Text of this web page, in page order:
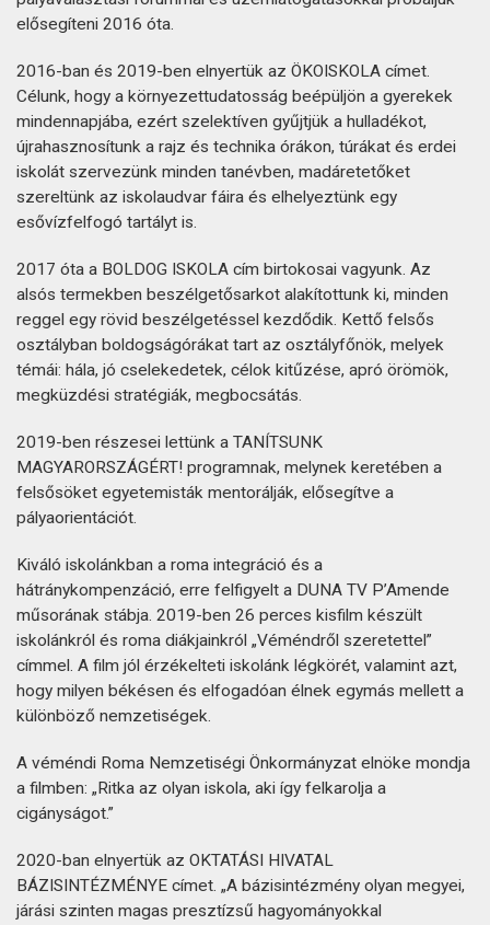
elősegíteni 2016 óta.
2016-ban és 2019-ben elnyertük az ÖKOISKOLA címet.
Célunk, hogy a környezettudatosság beépüljön a gyerekek
mindennapjába, ezért szelektíven gyűjtjük a hulladékot,
újrahasznosítunk a rajz és technika órákon, túrákat és erdei
iskolát szervezünk minden tanévben, madáretetőket
szereltünk az iskolaudvar fáira és elhelyeztünk egy
esővízfelfogó tartályt is.
2017 óta a BOLDOG ISKOLA cím birtokosai vagyunk. Az
alsós termekben beszélgetősarkot alakítottunk ki, minden
reggel egy rövid beszélgetéssel kezdődik. Kettő felsős
osztályban boldogságórákat tart az osztályfőnök, melyek
témái: hála, jó cselekedetek, célok kitűzése, apró örömök,
megküzdési stratégiák, megbocsátás.
2019-ben részesei lettünk a TANÍTSUNK
MAGYARORSZÁGÉRT! programnak, melynek keretében a
felsősöket egyetemisták mentorálják, elősegítve a
pályaorientációt.
Kiváló iskolánkban a roma integráció és a
hátránykompenzáció, erre felfigyelt a DUNA TV P’Amende
műsorának stábja. 2019-ben 26 perces kisfilm készült
iskolánkról és roma diákjainkról „Véméndről szeretettel”
címmel. A film jól érzékelteti iskolánk légkörét, valamint azt,
hogy milyen békésen és elfogadóan élnek egymás mellett a
különböző nemzetiségek.
A véméndi Roma Nemzetiségi Önkormányzat elnöke mondja
a filmben: „Ritka az olyan iskola, aki így felkarolja a
cigányságot.”
2020-ban elnyertük az OKTATÁSI HIVATAL
BÁZISINTÉZMÉNYE címet. „A bázisintézmény olyan megyei,
járási szinten magas presztízsű hagyományokkal